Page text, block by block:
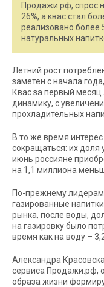
Продажи.рф, спрос
26%, а квас стал
реализовано более
натуральных
Летний рост
заметен с начала
Квас за первый
динамику, с
прохладительных
В то же время
сокращаться: их доля
июнь россияне
на 1,1 миллиона
По-прежнему
газированные
рынка, после воды,
на газировку было
время как на воду –
Александра
сервиса Продажи.рф,
образа жизни